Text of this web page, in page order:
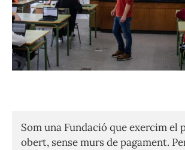
Som una Fundació que exercim el
obert, sense murs de pagament.